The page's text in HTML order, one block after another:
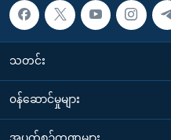
သတင်း
၀န်ဆောင်မှုများ